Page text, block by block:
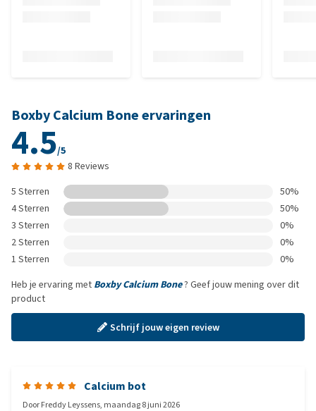
Boxby Calcium Bone ervaringen
4.5/5
8 Reviews
5 Sterren
50%
4 Sterren
50%
3 Sterren
0%
2 Sterren
0%
1 Sterren
0%
Heb je ervaring met Boxby Calcium Bone? Geef jouw mening over dit
product
Schrijf jouw eigen review
Calcium bot
DoorFreddy Leyssens, maandag 8 juni 2026